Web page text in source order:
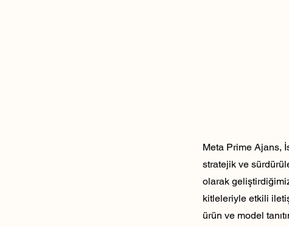
Meta Prime Ajans,
stratejik ve
olarak
kitleleriyle etkili
ürün ve model